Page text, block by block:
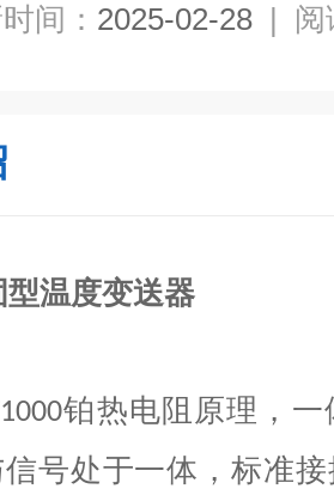
间： 2025-02-28 | 阅
型温度变送器
铂热电阻原理，
号处于一体，标准